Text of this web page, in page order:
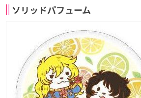
ソリッドパフューム